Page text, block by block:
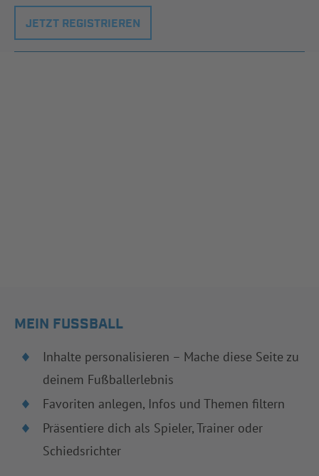
JETZT REGISTRIEREN
MEIN FUSSBALL
Inhalte personalisieren – Mache diese Seite zu
deinem Fußballerlebnis
Favoriten anlegen, Infos und Themen filtern
Präsentiere dich als Spieler, Trainer oder
Schiedsrichter